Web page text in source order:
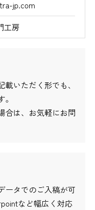
jp.com
工房
いただく形でも、
合は、お気軽にお問
ータでのご入稿が可
など幅広く対応